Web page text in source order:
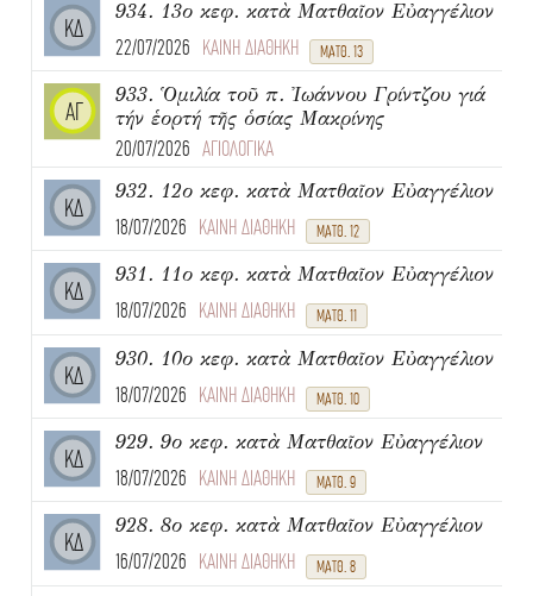
ΚΔ
934. 13ο κεφ. κατὰ Ματθαῖον Εὐαγγέλιον
22/07/2026 ΚΑΙΝΗ ΔΙΑΘΗΚΗ ΜΑΤΘ. 13
ΑΓ
933. Ὁμιλία τοῦ π. Ἰωάννου Γρίντζου γιά
τήν ἑορτή τῆς ὁσίας Μακρίνης
20/07/2026 ΑΓΙΟΛΟΓΙΚΑ
ΚΔ
932. 12ο κεφ. κατὰ Ματθαῖον Εὐαγγέλιον
18/07/2026 ΚΑΙΝΗ ΔΙΑΘΗΚΗ ΜΑΤΘ. 12
ΚΔ
931. 11ο κεφ. κατὰ Ματθαῖον Εὐαγγέλιον
18/07/2026 ΚΑΙΝΗ ΔΙΑΘΗΚΗ ΜΑΤΘ. 11
ΚΔ
930. 10ο κεφ. κατὰ Ματθαῖον Εὐαγγέλιον
18/07/2026 ΚΑΙΝΗ ΔΙΑΘΗΚΗ ΜΑΤΘ. 10
ΚΔ
929. 9ο κεφ. κατὰ Ματθαῖον Εὐαγγέλιον
18/07/2026 ΚΑΙΝΗ ΔΙΑΘΗΚΗ ΜΑΤΘ. 9
ΚΔ
928. 8ο κεφ. κατὰ Ματθαῖον Εὐαγγέλιον
16/07/2026 ΚΑΙΝΗ ΔΙΑΘΗΚΗ ΜΑΤΘ. 8